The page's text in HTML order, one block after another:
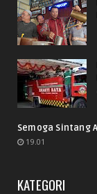
Semoga Sintang
19.01
KATEGORI